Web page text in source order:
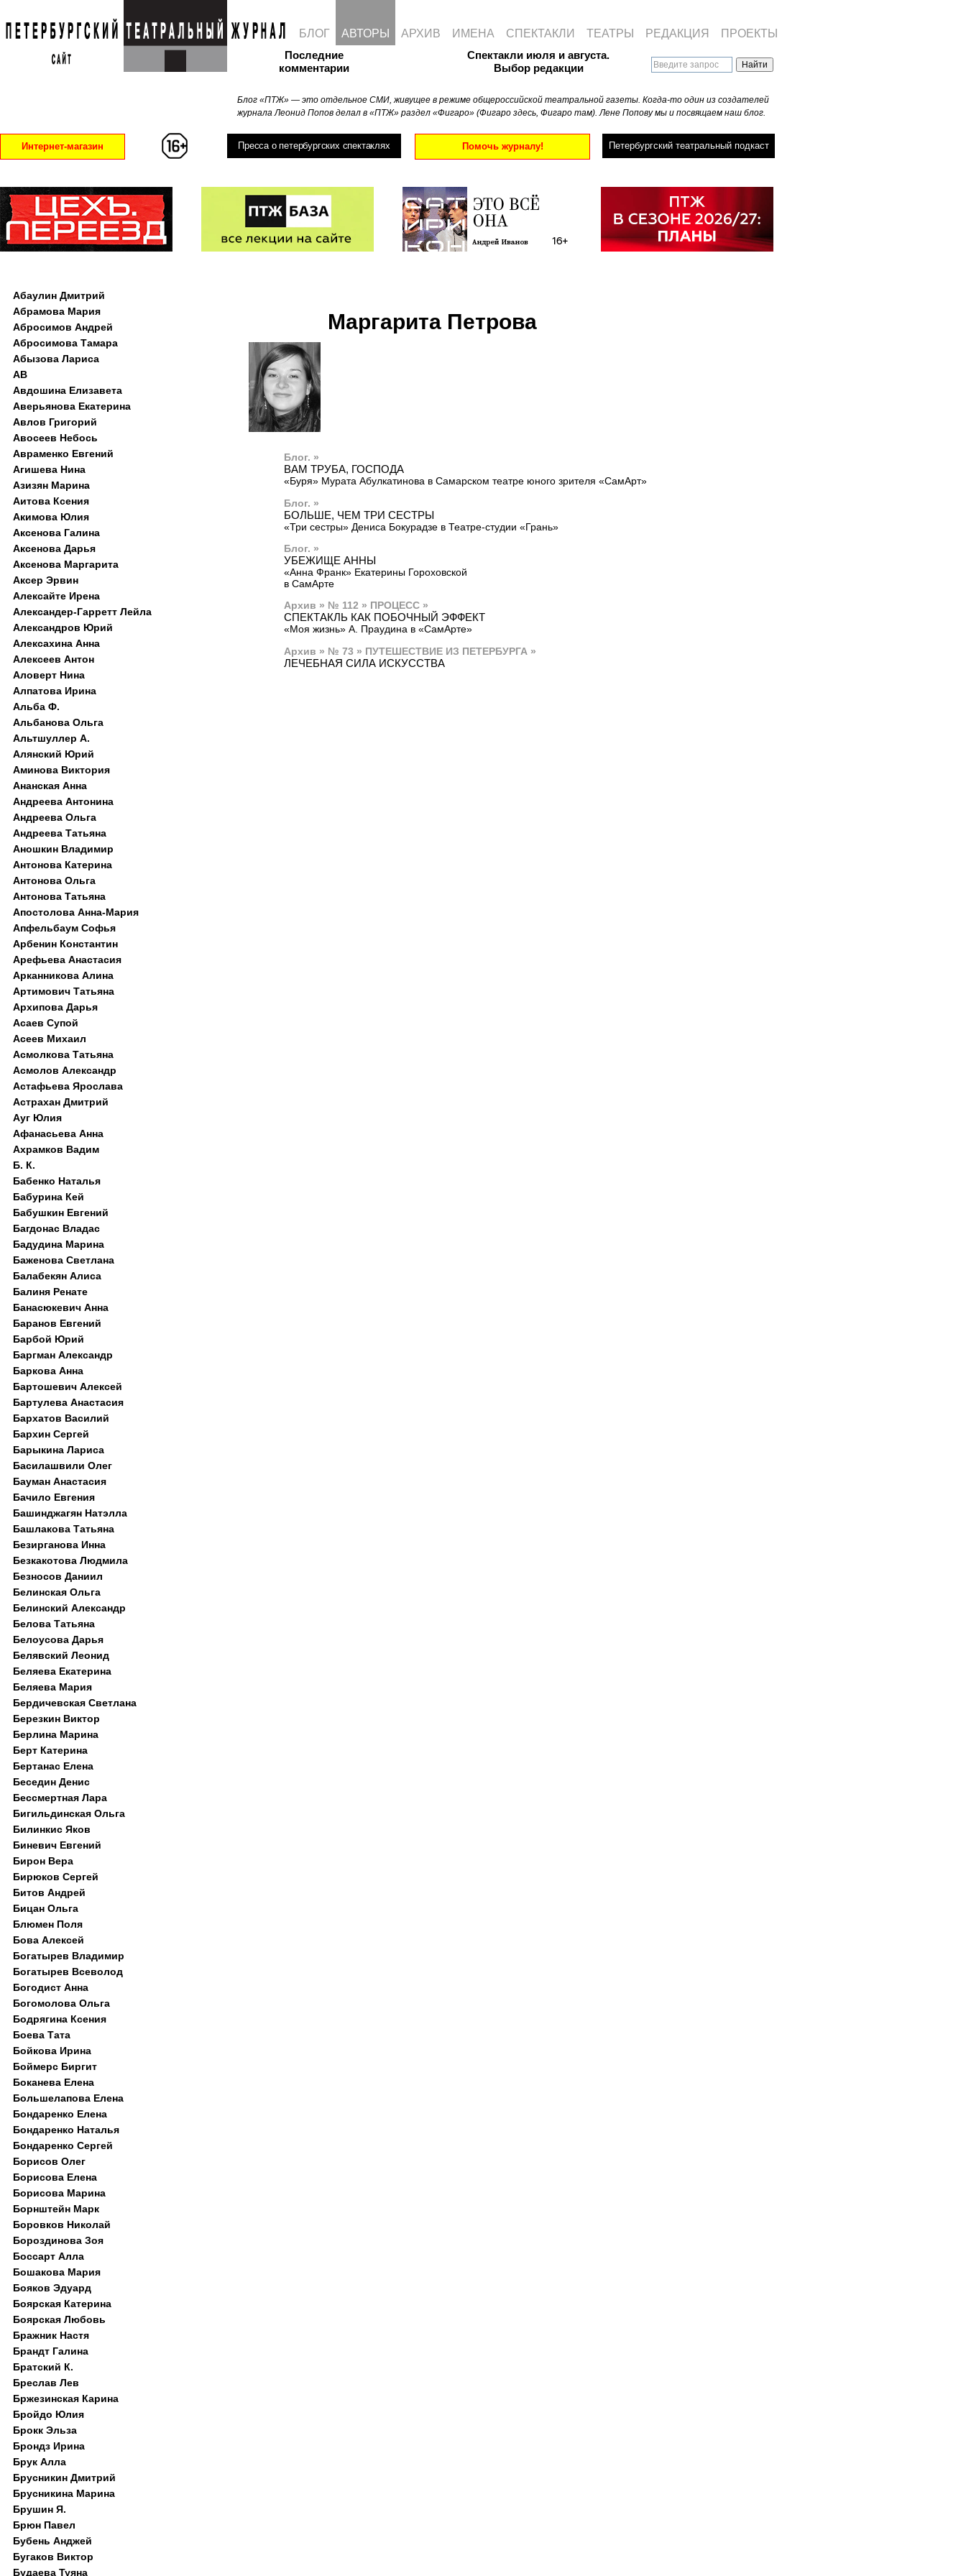
Последние
комментарии
Блог «ПТЖ» — это отдельное СМИ, живущее в режиме общероссийской театральной газеты. Когда-то один из создателей
журнала Леонид Попов делал в «ПТЖ» раздел «Фигаро» (Фигаро здесь, Фигаро там). Лене Попову мы и посвящаем наш блог.
Спектакли июля и августа.
Выбор редакции
Интернет-магазин Пресса о петербургских спектаклях Помочь журналу! Петербургский театральный подкаст
БЛОГ АВТОРЫ АРХИВ ИМЕНА СПЕКТАКЛИ ТЕАТРЫ РЕДАКЦИЯ ПРОЕКТЫ
Маргарита Петрова
Блог. »
ВАМ ТРУБА, ГОСПОДА
«Буря» Мурата Абулкатинова в Самарском театре юного зрителя «СамАрт»
Блог. »
БОЛЬШЕ, ЧЕМ ТРИ СЕСТРЫ
«Три сестры» Дениса Бокурадзе в Театре-студии «Грань»
Блог. »
УБЕЖИЩЕ АННЫ
«Анна Франк» Екатерины Гороховской
в СамАрте
Архив » № 112 » ПРОЦЕСС »
СПЕКТАКЛЬ КАК ПОБОЧНЫЙ ЭФФЕКТ
«Моя жизнь» А. Праудина в «СамАрте»
Архив » № 73 » ПУТЕШЕСТВИЕ ИЗ ПЕТЕРБУРГА »
ЛЕЧЕБНАЯ СИЛА ИСКУССТВА
Абаулин Дмитрий
Абрамова Мария
Абросимов Андрей
Абросимова Тамара
Абызова Лариса
АВ
Авдошина Елизавета
Аверьянова Екатерина
Авлов Григорий
Авосеев Небось
Авраменко Евгений
Агишева Нина
Азизян Марина
Аитова Ксения
Акимова Юлия
Аксенова Галина
Аксенова Дарья
Аксенова Маргарита
Аксер Эрвин
Алексайте Ирена
Александер-Гарретт Лейла
Александров Юрий
Алексахина Анна
Алексеев Антон
Аловерт Нина
Алпатова Ирина
Альба Ф.
Альбанова Ольга
Альтшуллер А.
Алянский Юрий
Аминова Виктория
Ананская Анна
Андреева Антонина
Андреева Ольга
Андреева Татьяна
Аношкин Владимир
Антонова Катерина
Антонова Ольга
Антонова Татьяна
Апостолова Анна-Мария
Апфельбаум Софья
Арбенин Константин
Арефьева Анастасия
Арканникова Алина
Артимович Татьяна
Архипова Дарья
Асаев Супой
Асеев Михаил
Асмолкова Татьяна
Асмолов Александр
Астафьева Ярослава
Астрахан Дмитрий
Ауг Юлия
Афанасьева Анна
Ахрамков Вадим
Б. К.
Бабенко Наталья
Бабурина Кей
Бабушкин Евгений
Багдонас Владас
Бадудина Марина
Баженова Светлана
Балабекян Алиса
Балиня Ренате
Банасюкевич Анна
Баранов Евгений
Барбой Юрий
Баргман Александр
Баркова Анна
Бартошевич Алексей
Бартулева Анастасия
Бархатов Василий
Бархин Сергей
Барыкина Лариса
Басилашвили Олег
Бауман Анастасия
Бачило Евгения
Башинджагян Натэлла
Башлакова Татьяна
Безирганова Инна
Безкакотова Людмила
Безносов Даниил
Белинская Ольга
Белинский Александр
Белова Татьяна
Белоусова Дарья
Белявский Леонид
Беляева Екатерина
Беляева Мария
Бердичевская Светлана
Березкин Виктор
Берлина Марина
Берт Катерина
Бертанас Елена
Беседин Денис
Бессмертная Лара
Бигильдинская Ольга
Билинкис Яков
Биневич Евгений
Бирон Вера
Бирюков Сергей
Битов Андрей
Бицан Ольга
Блюмен Поля
Бова Алексей
Богатырев Владимир
Богатырев Всеволод
Богодист Анна
Богомолова Ольга
Бодрягина Ксения
Боева Тата
Бойкова Ирина
Боймерс Биргит
Боканева Елена
Большелапова Елена
Бондаренко Елена
Бондаренко Наталья
Бондаренко Сергей
Борисов Олег
Борисова Елена
Борисова Марина
Борнштейн Марк
Боровков Николай
Бороздинова Зоя
Боссарт Алла
Бошакова Мария
Бояков Эдуард
Боярская Катерина
Боярская Любовь
Бражник Настя
Брандт Галина
Братский К.
Бреслав Лев
Бржезинская Карина
Бройдо Юлия
Брокк Эльза
Брондз Ирина
Брук Алла
Брусникин Дмитрий
Брусникина Марина
Брушин Я.
Брюн Павел
Бубень Анджей
Бугаков Виктор
Будаева Туяна